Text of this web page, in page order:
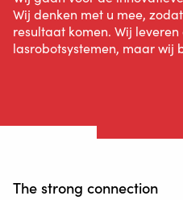
Wij denken met u mee,
resultaat komen. Wij
lasrobotsystemen, maar wij
The strong connection